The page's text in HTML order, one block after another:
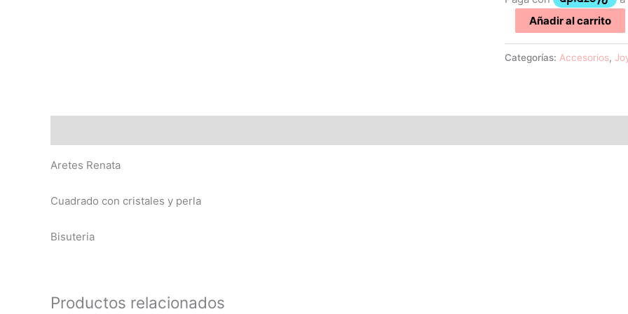
Añadir al carrito
Categorías: Accesorios,
Aretes Renata
Cuadrado con cristales y perla
Bisuteria
Productos relacionados